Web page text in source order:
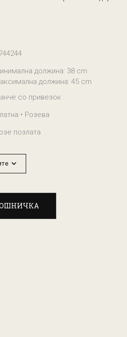
должина: 38 cm
должина: 45 cm
со привезок
• Розева
позлата